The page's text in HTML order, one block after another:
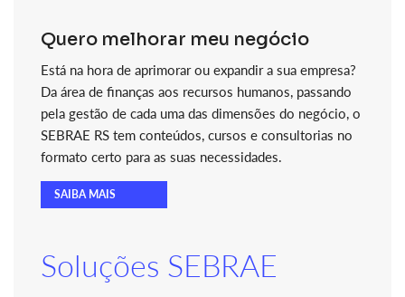
Quero melhorar meu negócio
Está na hora de aprimorar ou expandir a sua empresa?
Da área de finanças aos recursos humanos, passando
pela gestão de cada uma das dimensões do negócio, o
SEBRAE RS tem conteúdos, cursos e consultorias no
formato certo para as suas necessidades.
SAIBA MAIS
Soluções SEBRAE